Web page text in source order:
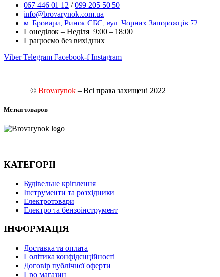
067 446 01 12 /099 205 50 50
info@brovarynok.com.ua
м. Бровари, Ринок СБС, вул. Чорних Запорожців 72
Понеділок – Неділя 9:00 – 18:00
Працюємо без вихідних
Viber Telegram Facebook-f Instagram
© Brovarynok– Всі права захищені 2022
Метки товаров
КАТЕГОРІІ
Будівельне кріплення
Інструменти та розхідники
Електротовари
Електро та бензоінструмент
ІНФОРМАЦІЯ
Доставка та оплата
Політика конфіденційності
Договір публічної оферти
Про магазин